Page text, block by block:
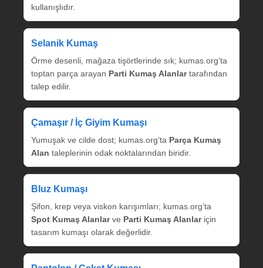
kullanışlıdır.
Selanik Kumaş
Örme desenli, mağaza tişörtlerinde sık; kumas.org’ta
toptan parça arayan Parti Kumaş Alanlartarafından
talep edilir.
Çamaşır / İç Giyim Kumaşı
Yumuşak ve cilde dost; kumas.org’ta Parça Kumaş
Alan taleplerinin odak noktalarından biridir.
Bluz Kumaşı
Şifon, krep veya viskon karışımları; kumas.org’ta
Spot Kumaş Alanlarve Parti Kumaş Alanlariçin
tasarım kumaşı olarak değerlidir.